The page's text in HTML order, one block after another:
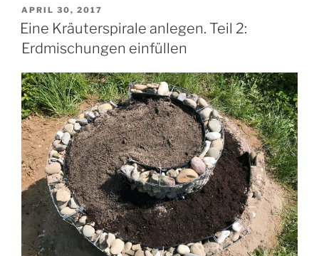
VERÖFFENTLICHT
AM
APRIL 30, 2017
Eine Kräuterspirale anlegen. Teil 2:
Erdmischungen einfüllen